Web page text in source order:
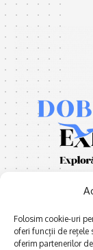
Folosim cookie-uri
oferi funcții de rețele
oferim partenerilor